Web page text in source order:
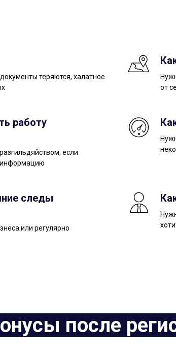
теряются, халатное
от
работу
если
информацию
следы
или регулярно
после